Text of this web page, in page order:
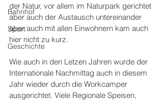
Bahnhof
Sport
Geschichte
der Natur, vor allem im Naturpark gerichtet
aber auch der Austausch untereinander
aber auch mit allen Einwohnern kam auch
hier nicht zu kurz.
Wie auch in den Letzen Jahren wurde der
Internationale Nachmittag auch in diesem
Jahr wieder durch die Workcamper
ausgerichtet. Viele Regionale Speisen,